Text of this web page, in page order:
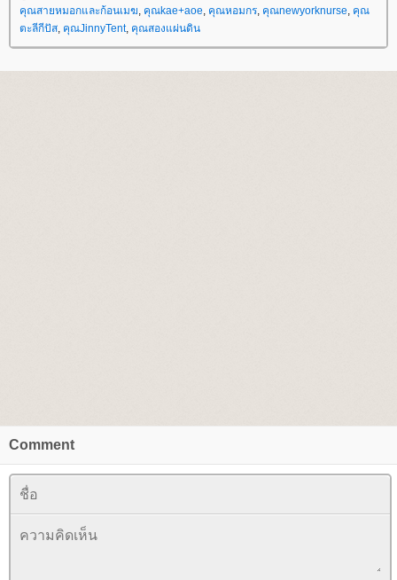
คุณสายหมอกและก้อนเมฆ คุณkae+aoe คุณหอมกร คุณnewyorknurse คุณ
ตะลีกีปัส คุณJinnyTent, คุณสองแผ่นดิน
Comment